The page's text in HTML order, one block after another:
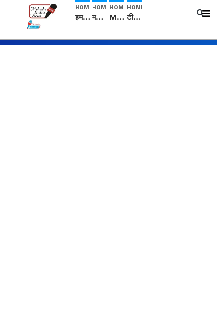
HOME
हम सनातनी..." सांसद kangana Ranaut से क्या बोली लड़की? Viral Jantar-Mantar | CJP protest
HOME
मनीषा हत्याकांड: हत्या, आत्महत्या या कोई बड़ा राज? | Full Story | Josh Haryana
HOME
Mangalsutra: हिंदू धर्म में शादी के बाद मंगलसूत्र क्यों पहनती है महिलाएं, किसने शुरु की ये परंपरा
HOME
टीम बीकेई ने एग्रीकल्चर ग्रेड की यूरिया खाद गट्टों में बदलकर टेक्निकल ग्रेड में बेचने वालों पर करवाई कार्रवाई: लखविंदर सिंह औलख